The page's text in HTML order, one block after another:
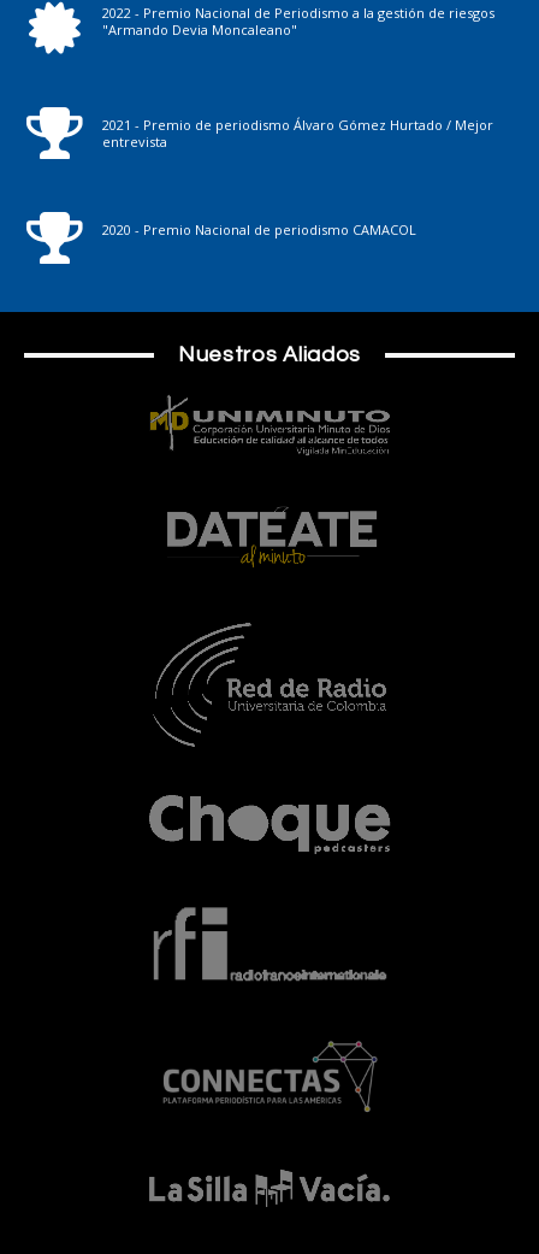
2022 - Premio Nacional de Periodismo a la gestión de riesgos
"Armando Devia Moncaleano"
2021 - Premio de periodismo Álvaro Gómez Hurtado / Mejor
entrevista
2020 - Premio Nacional de periodismo CAMACOL
Nuestros Aliados